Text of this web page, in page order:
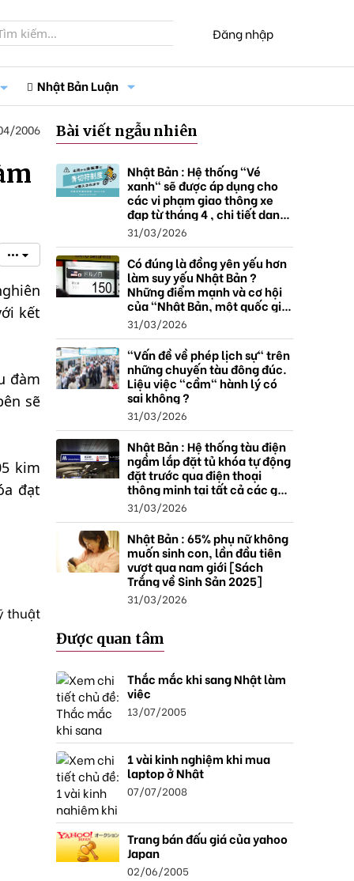
Đăng nhập
Nhật Bản Luận
2006
•••
kết
đàm
sẽ
kim
đạt
thuật
Bài viết ngẫu nhiên
Nhật Bản : Hệ thống "Vé
xanh" sẽ được áp dụng cho
các vi phạm giao thông xe
đạp từ tháng 4 , chi tiết danh
sách và mức xử phạt.
31/03/2026
Có đúng là đồng yên yếu hơn
làm suy yếu Nhật Bản ?
Những điểm mạnh và cơ hội
của "Nhật Bản, một quốc gia
thặng dư".
31/03/2026
"Vấn đề về phép lịch sự" trên
những chuyến tàu đông đúc.
Liệu việc "cầm" hành lý có
sai không ?
31/03/2026
Nhật Bản : Hệ thống tàu điện
ngầm lắp đặt tủ khóa tự động
đặt trước qua điện thoại
thông minh tại tất cả các ga ,
mở rộng mạng lưới do nhu
cầu tăng.
31/03/2026
Nhật Bản : 65% phụ nữ không
muốn sinh con, lần đầu tiên
vượt qua nam giới [Sách
Trắng về Sinh Sản 2025]
31/03/2026
Được quan tâm
Thắc mắc khi sang Nhật làm
việc
13/07/2005
1 vài kinh nghiệm khi mua
laptop ở Nhật
07/07/2008
Trang bán đấu giá của yahoo
Japan
02/06/2005